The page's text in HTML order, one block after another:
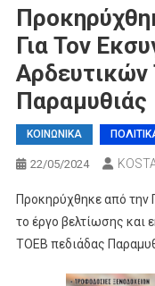
Για Τον
Παραμυθιάς
ΚΟΙΝΩΝΙΚΑ
22/05/2024
Προκηρύχθηκε από την
το έργο βελτίωσης και
ΤΟΕΒ πεδιάδας